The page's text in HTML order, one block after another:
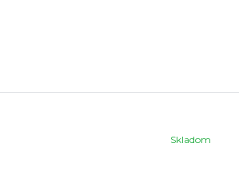
Skladom